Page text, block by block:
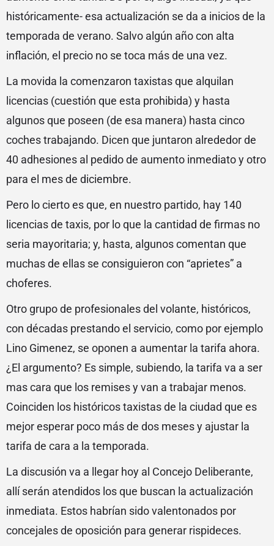
históricamente- esa actualización se da a inicios de la
temporada de verano. Salvo algún año con alta
inflación, el precio no se toca más de una vez.
La movida la comenzaron taxistas que alquilan
licencias (cuestión que esta prohibida) y hasta
algunos que poseen (de esa manera) hasta cinco
coches trabajando. Dicen que juntaron alrededor de
40 adhesiones al pedido de aumento inmediato y otro
para el mes de diciembre.
Pero lo cierto es que, en nuestro partido, hay 140
licencias de taxis, por lo que la cantidad de firmas no
seria mayoritaria; y, hasta, algunos comentan que
muchas de ellas se consiguieron con “aprietes” a
choferes.
Otro grupo de profesionales del volante, históricos,
con décadas prestando el servicio, como por ejemplo
Lino Gimenez, se oponen a aumentar la tarifa ahora.
¿El argumento? Es simple, subiendo, la tarifa va a ser
mas cara que los remises y van a trabajar menos.
Coinciden los históricos taxistas de la ciudad que es
mejor esperar poco más de dos meses y ajustar la
tarifa de cara a la temporada.
La discusión va a llegar hoy al Concejo Deliberante,
allí serán atendidos los que buscan la actualización
inmediata. Estos habrían sido valentonados por
concejales de oposición para generar rispideces.